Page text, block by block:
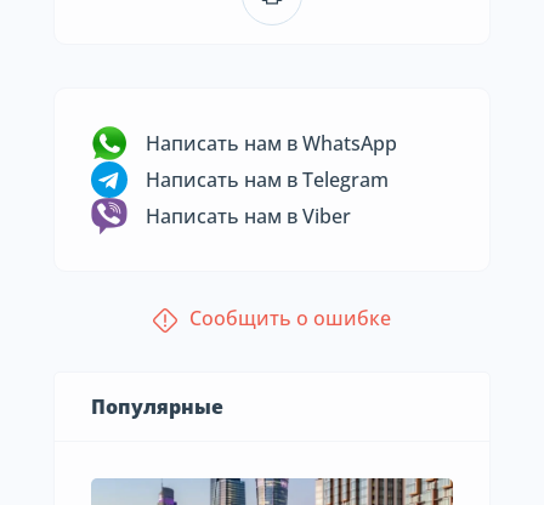
Написать нам в WhatsApp
Написать нам в Telegram
Написать нам в Viber
Сообщить о ошибке
Популярные